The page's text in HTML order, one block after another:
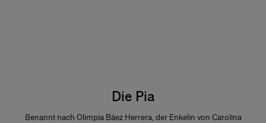
Die Pia
Benannt nach Olimpia Báez Herrera, der Enkelin von Carolina